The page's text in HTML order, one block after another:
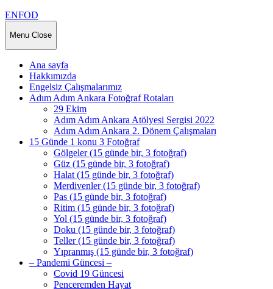
ENFOD
Menu Close
Ana sayfa
Hakkımızda
Engelsiz Çalışmalarımız
Adım Adım Ankara Fotoğraf Rotaları
29 Ekim
Adım Adım Ankara Atölyesi Sergisi 2022
Adım Adım Ankara 2. Dönem Çalışmaları
15 Günde 1 konu 3 Fotoğraf
Gölgeler (15 günde bir, 3 fotoğraf)
Güz (15 günde bir, 3 fotoğraf)
Halat (15 günde bir, 3 fotoğraf)
Merdivenler (15 günde bir, 3 fotoğraf)
Pas (15 günde bir, 3 fotoğraf)
Ritim (15 günde bir, 3 fotoğraf)
Yol (15 günde bir, 3 fotoğraf)
Doku (15 günde bir, 3 fotoğraf)
Teller (15 günde bir, 3 fotoğraf)
Yıpranmış (15 günde bir, 3 fotoğraf)
– Pandemi Güncesi –
Covid 19 Güncesi
Penceremden Hayat